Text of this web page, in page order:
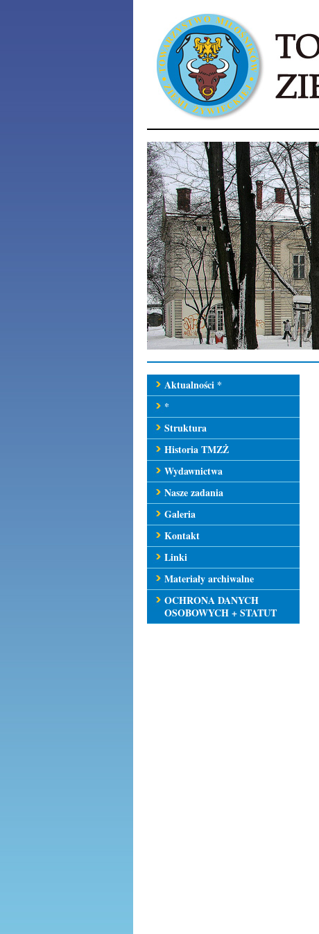
Aktualności *
*
Struktura
Historia TMZŻ
Wydawnictwa
Nasze zadania
Galeria
Kontakt
Linki
Materiały archiwalne
OCHRONA DANYCH
OSOBOWYCH + STATUT